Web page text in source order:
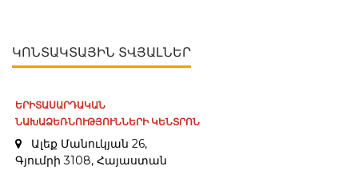
ԿՈՆՏԱԿՏԱՅԻՆ ՏՎՅԱԼՆԵՐ
ԵՐԻՏԱՍԱՐԴԱԿԱՆ
ՆԱԽԱՁԵՌՆՈՒԹՅՈՒՆՆԵՐԻ ԿԵՆՏՐՈՆ
Ալեք Մանուկյան 26,
Գյումրի 3108, Հայաստան